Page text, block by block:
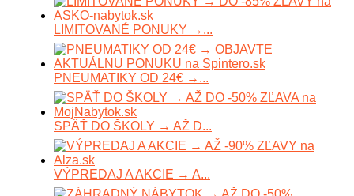
LIMITOVANÉ PONUKY →...
PNEUMATIKY OD 24€ →...
SPÄŤ DO ŠKOLY → AŽ D...
VÝPREDAJ A AKCIE → A...